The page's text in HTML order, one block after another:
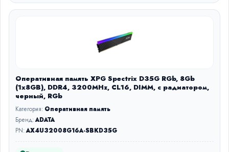
Оперативная память XPG Spectrix D35G RGb, 8Gb
(1x8GB), DDR4, 3200MHz, CL16, DIMM, с радиатором,
черный, RGb
Категория: Оперативная память
Бренд:ADATA
PN:AX4U32008G16A-SBKD35G